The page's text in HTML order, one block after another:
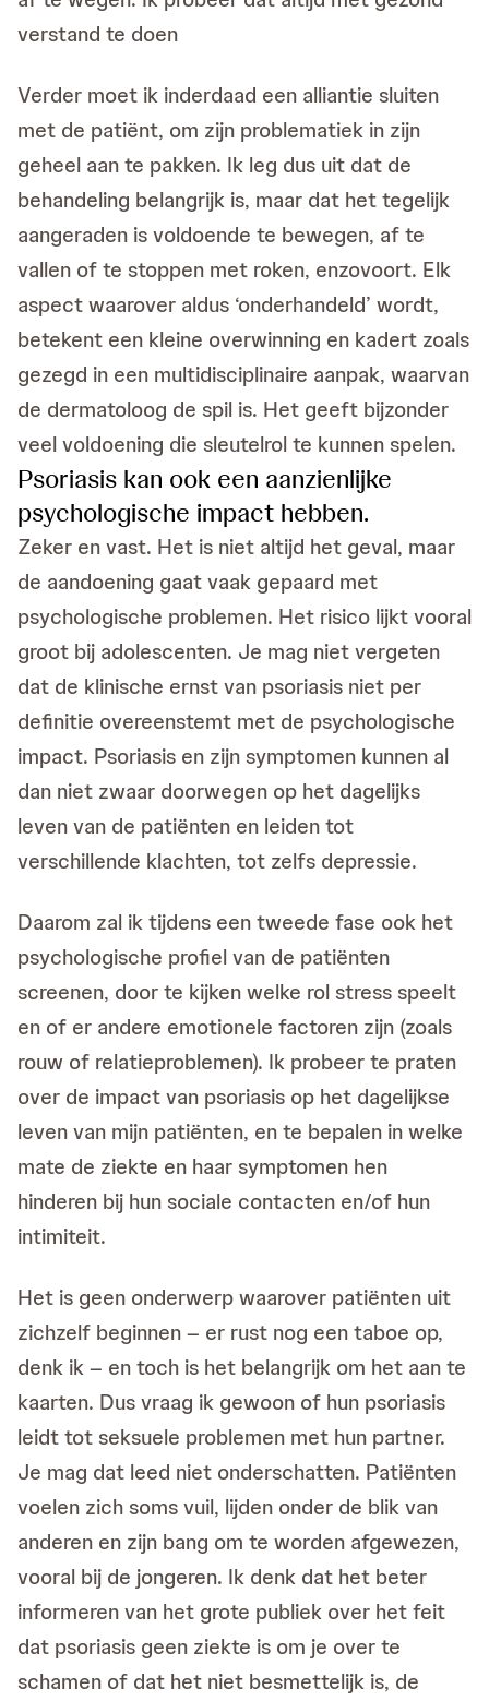
verstand te doen
Verder moet ik inderdaad een alliantie sluiten
met de patiënt, om zijn problematiek in zijn
geheel aan te pakken. Ik leg dus uit dat de
behandeling belangrijk is, maar dat het tegelijk
aangeraden is voldoende te bewegen, af te
vallen of te stoppen met roken, enzovoort. Elk
aspect waarover aldus ‘onderhandeld’ wordt,
betekent een kleine overwinning en kadert zoals
gezegd in een multidisciplinaire aanpak, waarvan
de dermatoloog de spil is. Het geeft bijzonder
veel voldoening die sleutelrol te kunnen spelen.
Psoriasis kan ook een aanzienlijke
psychologische impact hebben.
Zeker en vast. Het is niet altijd het geval, maar
de aandoening gaat vaak gepaard met
psychologische problemen. Het risico lijkt vooral
groot bij adolescenten. Je mag niet vergeten
dat de klinische ernst van psoriasis niet per
definitie overeenstemt met de psychologische
impact. Psoriasis en zijn symptomen kunnen al
dan niet zwaar doorwegen op het dagelijks
leven van de patiënten en leiden tot
verschillende klachten, tot zelfs depressie.
Daarom zal ik tijdens een tweede fase ook het
psychologische profiel van de patiënten
screenen, door te kijken welke rol stress speelt
en of er andere emotionele factoren zijn (zoals
rouw of relatieproblemen). Ik probeer te praten
over de impact van psoriasis op het dagelijkse
leven van mijn patiënten, en te bepalen in welke
mate de ziekte en haar symptomen hen
hinderen bij hun sociale contacten en/of hun
intimiteit.
Het is geen onderwerp waarover patiënten uit
zichzelf beginnen – er rust nog een taboe op,
denk ik – en toch is het belangrijk om het aan te
kaarten. Dus vraag ik gewoon of hun psoriasis
leidt tot seksuele problemen met hun partner.
Je mag dat leed niet onderschatten. Patiënten
voelen zich soms vuil, lijden onder de blik van
anderen en zijn bang om te worden afgewezen,
vooral bij de jongeren. Ik denk dat het beter
informeren van het grote publiek over het feit
dat psoriasis geen ziekte is om je over te
schamen of dat het niet besmettelijk is, de